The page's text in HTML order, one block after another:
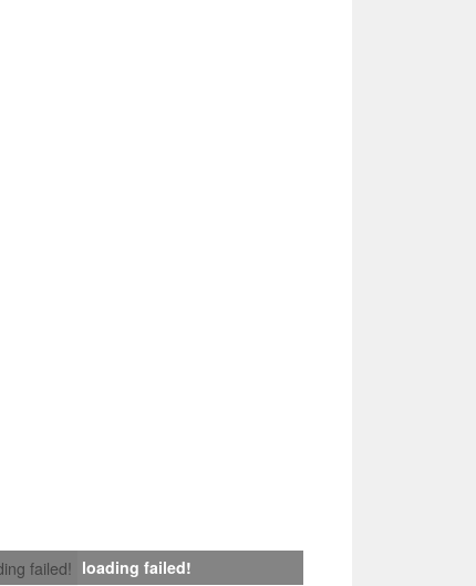
failed! loading failed!